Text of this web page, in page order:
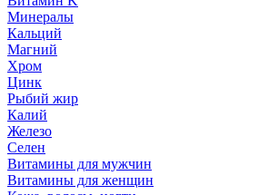
Минералы
Кальций
Магний
Хром
Цинк
Рыбий жир
Калий
Железо
Селен
Витамины для мужчин
Витамины для женщин